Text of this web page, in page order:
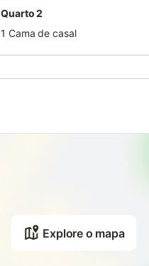
Quarto 2
1 Cama de casal
Explore o mapa